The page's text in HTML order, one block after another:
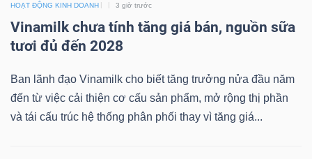
HOẠT ĐỘNG KINH DOANH 3 giờ trước
Vinamilk chưa tính tăng giá bán, nguồn sữa
tươi đủ đến 2028
Ban lãnh đạo Vinamilk cho biết tăng trưởng nửa đầu năm
đến từ việc cải thiện cơ cấu sản phẩm, mở rộng thị phần
và tái cấu trúc hệ thống phân phối thay vì tăng giá...
DỊCH
VỤ
TRUYỀN
THÔNG